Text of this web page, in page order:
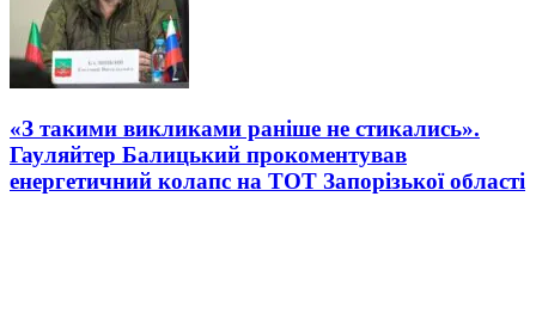
«З такими викликами раніше не стикались».
Гауляйтер Балицький прокоментував
енергетичний колапс на ТОТ Запорізької області